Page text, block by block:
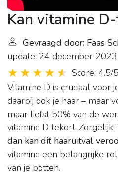
Kan vitamine
Gevraagd door: Faas
update: 24 december 2023
Score: 4.5/5
Vitamine D is cruciaal voor
daarbij ook je haar – maar
maar liefst 50% van de
vitamine D tekort.
dan kan dit haaruitval
vitamine een belangrijke
van je botten.